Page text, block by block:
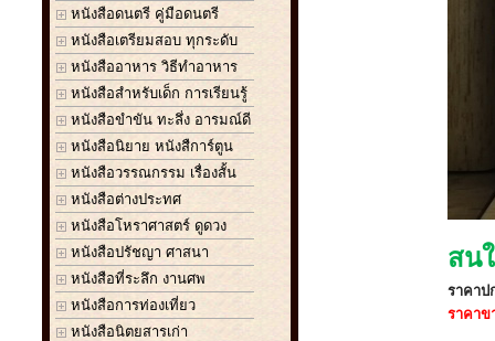
หนังสือดนตรี คู่มือดนตรี
หนังสือเตรียมสอบ ทุกระดับ
หนังสืออาหาร วิธีทำอาหาร
หนังสือสำหรับเด็ก การเรียนรู้
หนังสือขำขัน ทะลึ่ง อารมณ์ดี
หนังสือนิยาย หนังสืการ์ตูน
หนังสือวรรณกรรม เรื่องสั้น
หนังสือต่างประทศ
หนังสือโหราศาสตร์ ดูดวง
หนังสือปรัชญา ศาสนา
หนังสือที่ระลึก งานศพ
หนังสือการท่องเที่ยว
หนังสือนิตยสารเก่า
สน
ราคาป
ราคาข